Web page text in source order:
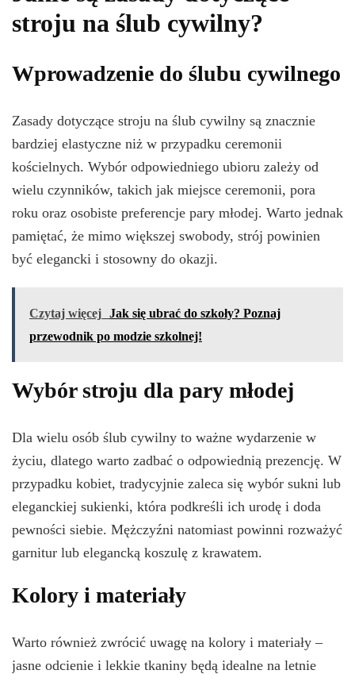
stroju na ślub cywilny?
Wprowadzenie do ślubu cywilnego
Zasady dotyczące stroju na ślub cywilny są znacznie
bardziej elastyczne niż w przypadku ceremonii
kościelnych. Wybór odpowiedniego ubioru zależy od
wielu czynników, takich jak miejsce ceremonii, pora
roku oraz osobiste preferencje pary młodej. Warto jednak
pamiętać, że mimo większej swobody, strój powinien
być elegancki i stosowny do okazji.
Czytaj więcej Jak się ubrać do szkoły? Poznaj
przewodnik po modzie szkolnej!
Wybór stroju dla pary młodej
Dla wielu osób ślub cywilny to ważne wydarzenie w
życiu, dlatego warto zadbać o odpowiednią prezencję. W
przypadku kobiet, tradycyjnie zaleca się wybór sukni lub
eleganckiej sukienki, która podkreśli ich urodę i doda
pewności siebie. Mężczyźni natomiast powinni rozważyć
garnitur lub elegancką koszulę z krawatem.
Kolory i materiały
Warto również zwrócić uwagę na kolory i materiały –
jasne odcienie i lekkie tkaniny będą idealne na letnie